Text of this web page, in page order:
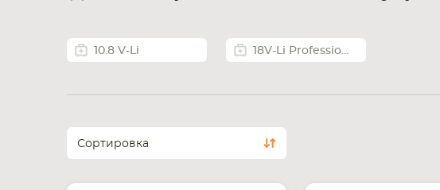
10.8 V-Li 18V-Li Professional
Сортировка